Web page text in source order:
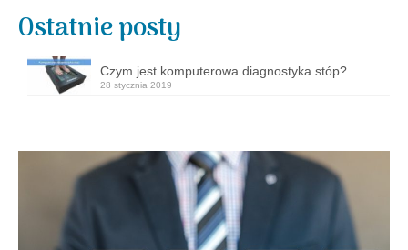
Ostatnie posty
Czym jest komputerowa diagnostyka stóp?
28 stycznia 2019